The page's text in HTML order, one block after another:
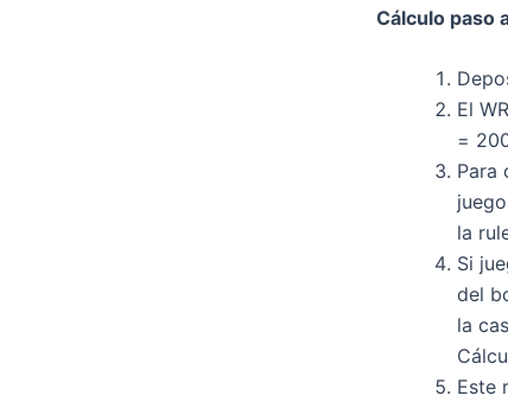
Cálculo paso
El
=
Para
la
Si
del
la
Este